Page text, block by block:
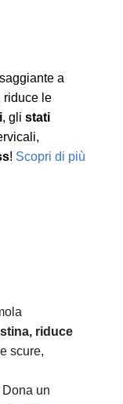
a
riduce le
, gli stati
! Scopri di più
riduce
scure,
Dona un